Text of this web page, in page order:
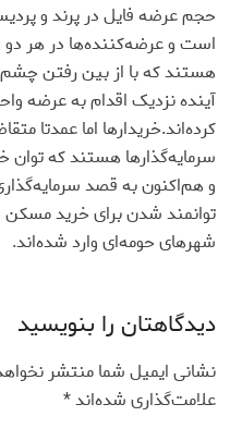
حجم عرضه فایل در پرند و
است و عرضه‌کننده‌ها در هر دو
هستند که با از بین رفتن
آینده نزدیک اقدام به عرضه
کرده‌‌اند.خریدارها اما عمدتا
سرمایه‌گذارها هستند که توان
و هم‌‌اکنون به قصد
توانمند شدن برای خرید مسکن
شهرهای حومه‌‌ای وارد شده‌‌اند.
دیدگاهتان را بنویسید
نشانی ایمیل شما منتشر
علامت‌گذاری شده‌اند*